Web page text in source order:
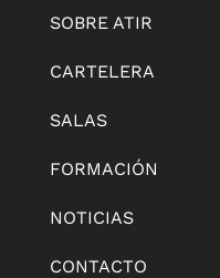
SOBRE ATIR
CARTELERA
SALAS
FORMACIÓN
NOTICIAS
CONTACTO